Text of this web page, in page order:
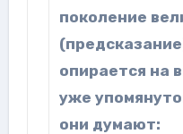
поколение
опирается на
уже
они думают: